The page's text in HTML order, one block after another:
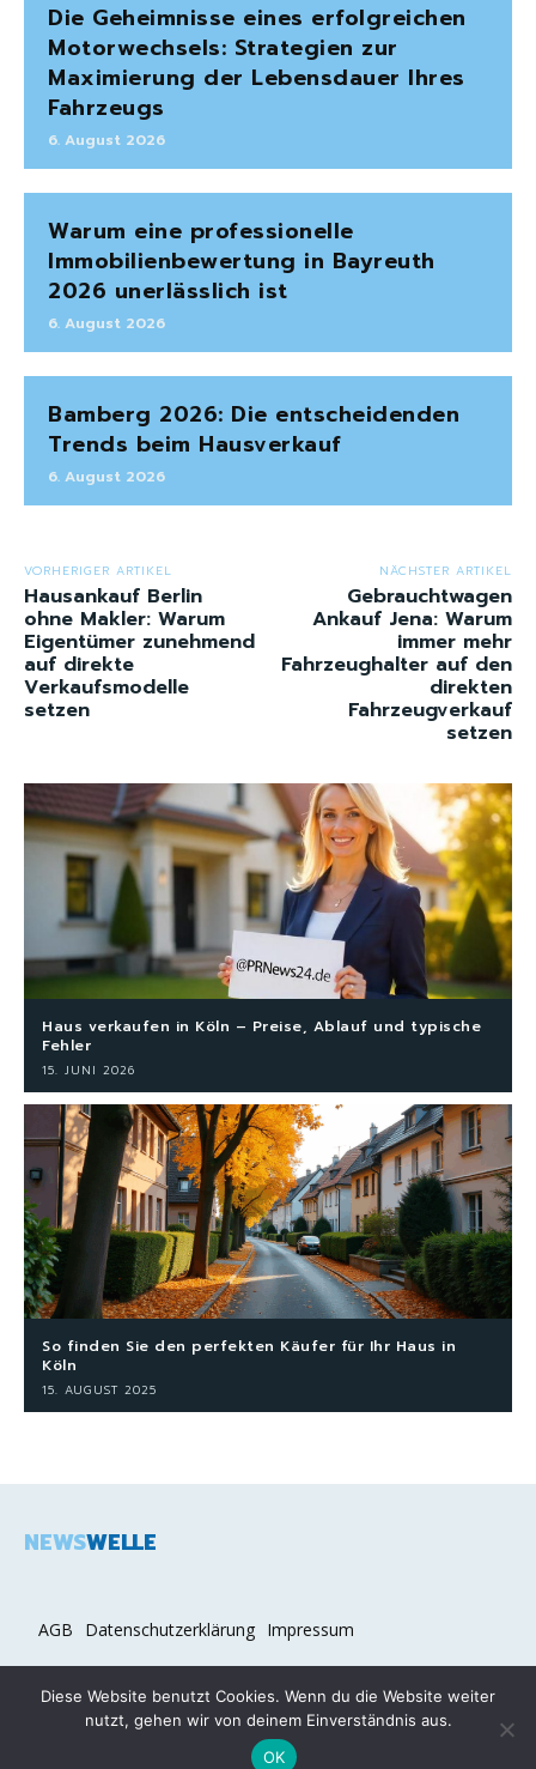
Die Geheimnisse eines erfolgreichen
Motorwechsels: Strategien zur
Maximierung der Lebensdauer Ihres
Fahrzeugs
6. August 2026
Warum eine professionelle
Immobilienbewertung in Bayreuth
2026 unerlässlich ist
6. August 2026
Bamberg 2026: Die entscheidenden
Trends beim Hausverkauf
6. August 2026
VORHERIGER ARTIKEL
Hausankauf Berlin
ohne Makler: Warum
Eigentümer zunehmend
auf direkte
Verkaufsmodelle
setzen
NÄCHSTER ARTIKEL
Gebrauchtwagen
Ankauf Jena: Warum
immer mehr
Fahrzeughalter auf den
direkten
Fahrzeugverkauf
setzen
Haus verkaufen in Köln – Preise, Ablauf und typische
Fehler
15. JUNI 2026
So finden Sie den perfekten Käufer für Ihr Haus in
Köln
15. AUGUST 2025
NEWSWELLE
AGB Datenschutzerklärung Impressum
2026 COPYRIGHT © NEWSWELLE.DE
Diese Website benutzt Cookies. Wenn du die Website weiter
nutzt, gehen wir von deinem Einverständnis aus.
OK